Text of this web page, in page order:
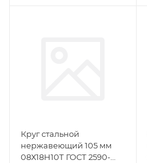
Круг стальной
нержавеющий 105 мм
08Х18Н10Т ГОСТ 2590-